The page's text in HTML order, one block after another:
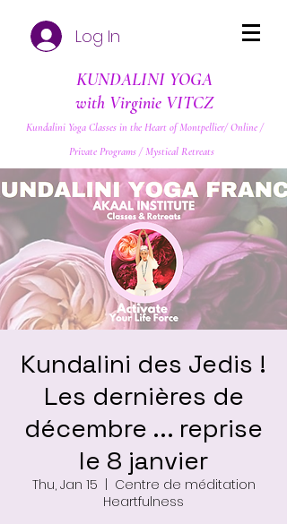
Log In
KUNDALINI YOGA
with Virginie VITCZ
Kundalini Yoga Classes in the Heart of Montpellier/ Online /
Private Programs / Mystical Retreats
Kundalini des Jedis !
Les dernières de
décembre ... reprise
le 8 janvier
Thu, Jan 15
Centre de méditation
Heartfulness